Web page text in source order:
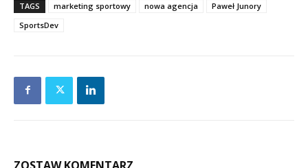
TAGS marketing sportowy nowa agencja
Paweł Junory
SportsDev